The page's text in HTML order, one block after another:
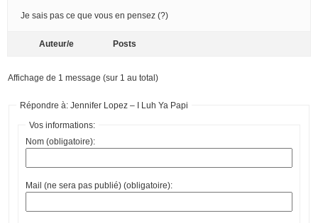
Je sais pas ce que vous en pensez (?)
Auteur/e Posts
Affichage de 1 message (sur 1 au total)
Répondre à: Jennifer Lopez – I Luh Ya Papi
Vos informations:
Nom (obligatoire):
Mail (ne sera pas publié) (obligatoire):